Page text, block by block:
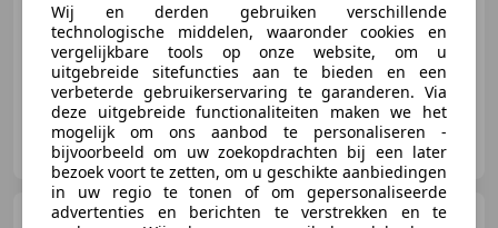
12/2014 132.267 km Benzine 44 kW (60 PK)
Elite Sportauto’s B.V.
NL-4703 RE ROOSENDAAL
Opel Corsa1.2 Edition 2022 |
Wij en derden gebruiken verschillende
technologische middelen, waaronder cookies en
vergelijkbare tools op onze website, om u
uitgebreide sitefuncties aan te bieden en een
verbeterde gebruikerservaring te garanderen. Via
deze uitgebreide functionaliteiten maken we het
mogelijk om ons aanbod te personaliseren -
bijvoorbeeld om uw zoekopdrachten bij een later
bezoek voort te zetten, om u geschikte aanbiedingen
in uw regio te tonen of om gepersonaliseerde
advertenties en berichten te verstrekken en te